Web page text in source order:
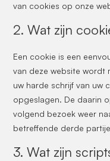
van cookies op onze
2. Wat zijn
Een cookie is een
van deze website wordt
uw harde schrijf van uw
opgeslagen. De daarin
volgend bezoek weer
betreffende derde
3. Wat zijn